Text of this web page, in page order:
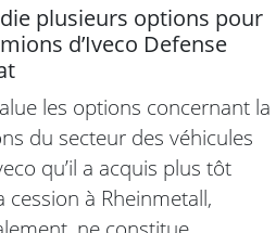
plusieurs options pour
d’Iveco Defense
les options concernant la
du secteur des véhicules
qu’il a acquis plus tôt
cession à Rheinmetall,